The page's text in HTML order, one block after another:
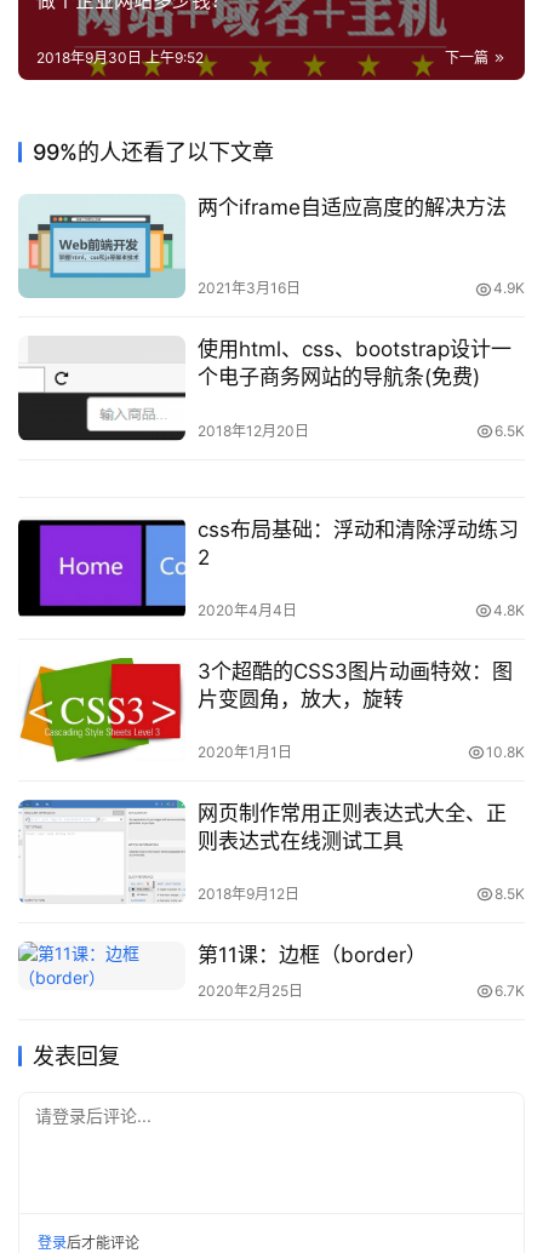
资
I
工
具
登录 注册 下一篇
2018年9月30日 上午9:52
99%的人还看了以下文章
两个iframe自适应高度的解决方法
2021年3月16日 4.9K
使用html、css、bootstrap设计一
个电子商务网站的导航条(免费)
2018年12月20日 6.5K
css布局基础：浮动和清除浮动练习
2
2020年4月4日 4.8K
3个超酷的CSS3图片动画特效：图
片变圆角，放大，旋转
2020年1月1日 10.8K
网页制作常用正则表达式大全、正
则表达式在线测试工具
2018年9月12日 8.5K
第11课：边框（border）
2020年2月25日 6.7K
发表回复
请登录后评论...
登录后才能评论